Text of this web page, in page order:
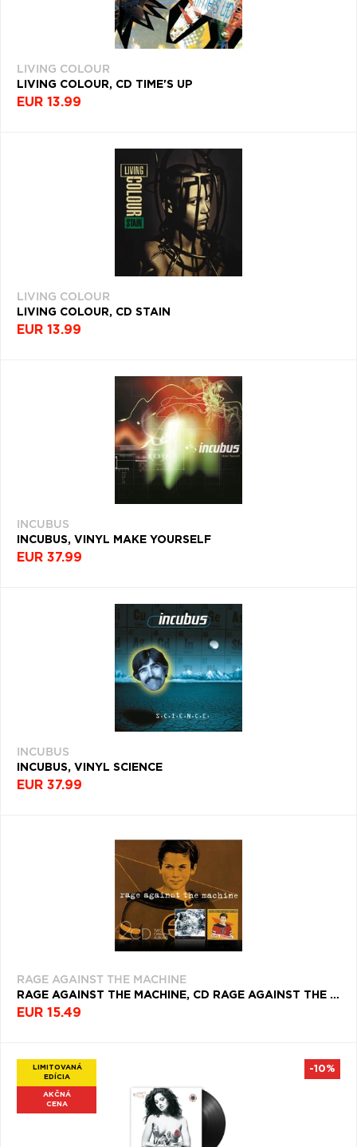
LIVING COLOUR
LIVING COLOUR, CD TIME'S UP
EUR 13.99
LIVING COLOUR
LIVING COLOUR, CD STAIN
EUR 13.99
INCUBUS
INCUBUS, VINYL MAKE YOURSELF
EUR 37.99
INCUBUS
INCUBUS, VINYL SCIENCE
EUR 37.99
RAGE AGAINST THE MACHINE
RAGE AGAINST THE MACHINE, CD RAGE AGAINST THE MACHINE/EVIL EMPIRE
EUR 15.49
LIMITOVANÁ
EDÍCIA
AKČNÁ
CENA
-10%